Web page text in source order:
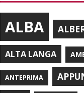
ALBA
ALTA LANGA
ANTEPRIMA